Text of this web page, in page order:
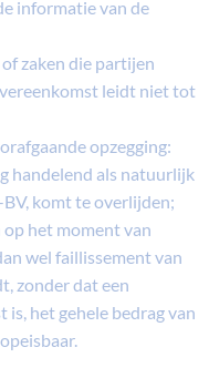
informatie van de
zaken die partijen
leidt niet tot
opzegging:
handelend als natuurlijk
komt te overlijden;
op het moment van
wel faillissement van
zonder dat een
het gehele bedrag van